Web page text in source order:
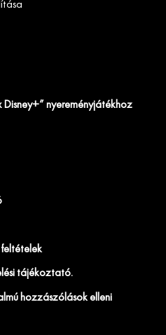
Disney+” nyereményjátékhoz
feltételek
tájékoztató.
hozzászólások elleni